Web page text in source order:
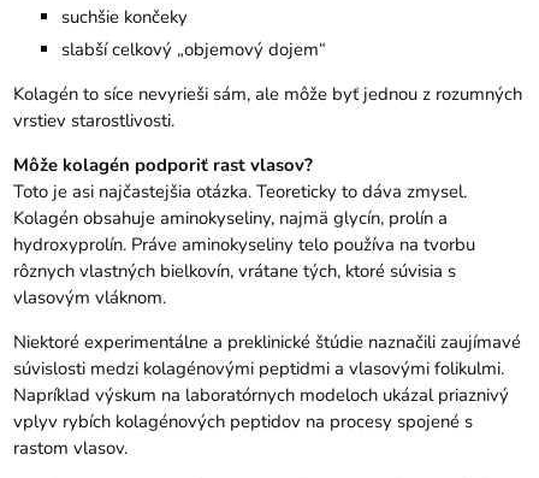
suchšie končeky
slabší celkový „objemový dojem“
Kolagén to síce nevyrieši sám, ale môže byť jednou z rozumných
vrstiev starostlivosti.
Môže kolagén podporiť rast vlasov?
Toto je asi najčastejšia otázka. Teoreticky to dáva zmysel.
Kolagén obsahuje aminokyseliny, najmä glycín, prolín a
hydroxyprolín. Práve aminokyseliny telo používa na tvorbu
rôznych vlastných bielkovín, vrátane tých, ktoré súvisia s
vlasovým vláknom.
Niektoré experimentálne a preklinické štúdie naznačili zaujímavé
súvislosti medzi kolagénovými peptidmi a vlasovými folikulmi.
Napríklad výskum na laboratórnych modeloch ukázal priaznivý
vplyv rybích kolagénových peptidov na procesy spojené s
rastom vlasov.